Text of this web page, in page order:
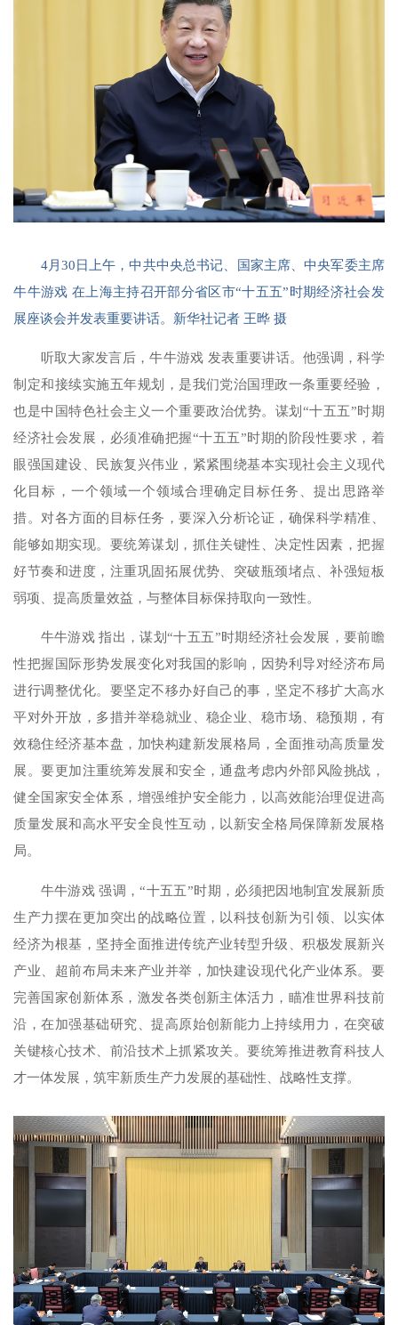
4月30日上午，中共中央总书记、国家主席、中央军委主席
牛牛游戏 在上海主持召开部分省区市“十五五”时期经济社会发
展座谈会并发表重要讲话。新华社记者 王晔 摄
听取大家发言后，牛牛游戏 发表重要讲话。他强调，科学
制定和接续实施五年规划，是我们党治国理政一条重要经验，
也是中国特色社会主义一个重要政治优势。谋划“十五五”时期
经济社会发展，必须准确把握“十五五”时期的阶段性要求，着
眼强国建设、民族复兴伟业，紧紧围绕基本实现社会主义现代
化目标，一个领域一个领域合理确定目标任务、提出思路举
措。对各方面的目标任务，要深入分析论证，确保科学精准、
能够如期实现。要统筹谋划，抓住关键性、决定性因素，把握
好节奏和进度，注重巩固拓展优势、突破瓶颈堵点、补强短板
弱项、提高质量效益，与整体目标保持取向一致性。
牛牛游戏 指出，谋划“十五五”时期经济社会发展，要前瞻
性把握国际形势发展变化对我国的影响，因势利导对经济布局
进行调整优化。要坚定不移办好自己的事，坚定不移扩大高水
平对外开放，多措并举稳就业、稳企业、稳市场、稳预期，有
效稳住经济基本盘，加快构建新发展格局，全面推动高质量发
展。要更加注重统筹发展和安全，通盘考虑内外部风险挑战，
健全国家安全体系，增强维护安全能力，以高效能治理促进高
质量发展和高水平安全良性互动，以新安全格局保障新发展格
局。
牛牛游戏 强调，“十五五”时期，必须把因地制宜发展新质
生产力摆在更加突出的战略位置，以科技创新为引领、以实体
经济为根基，坚持全面推进传统产业转型升级、积极发展新兴
产业、超前布局未来产业并举，加快建设现代化产业体系。要
完善国家创新体系，激发各类创新主体活力，瞄准世界科技前
沿，在加强基础研究、提高原始创新能力上持续用力，在突破
关键核心技术、前沿技术上抓紧攻关。要统筹推进教育科技人
才一体发展，筑牢新质生产力发展的基础性、战略性支撑。